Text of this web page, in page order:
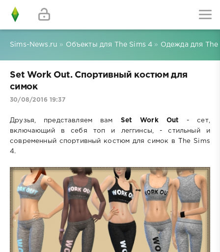
Sims-News.ru » Объекты для The Sims 4 » Одежда для The
Set Work Out. Спортивный костюм для
симок
30/08/2016 19:37
Друзья, представляем вам Set Work Out
- сет,
включающий в себя топ и леггинсы, - стильный и
современный спортивный костюм для симок в The Sims
4.